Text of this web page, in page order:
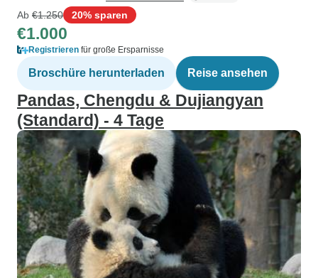
Ab €1.250 20% sparen
€1.000
Registrieren für große Ersparnisse
Broschüre herunterladen Reise ansehen
Pandas, Chengdu & Dujiangyan
(Standard) - 4 Tage